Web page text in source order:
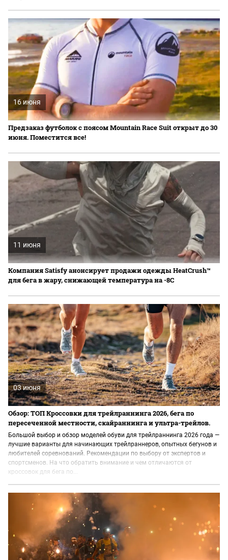
16 июня
Предзаказ футболок с поясом Mountain Race Suit открыт до 30
июня. Поместится все!
11 июня
Компания Satisfy анонсирует продажи одежды HeatCrush™
для бега в жару, снижающей температура на -8C
03 июня
Обзор: ТОП Кроссовки для трейлраннинга 2026, бега по
пересеченной местности, скайраннинга и ультра-трейлов.
Большой выбор и обзор моделей обуви для трейлраннинга 2026 года —
лучшие варианты для начинающих трейлраннеров, опытных бегунов и
любителей соревнований. Рекомендации по выбору от экспертов и
спортсменов. На что обратить внимание и чем отличаются от
кроссовок для бега по...